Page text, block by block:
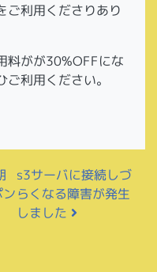
ご利用くださりあり
料がが30%OFFにな
利用ください。
ン
s3サーバに接続しづ
らくなる障害が発生
しました